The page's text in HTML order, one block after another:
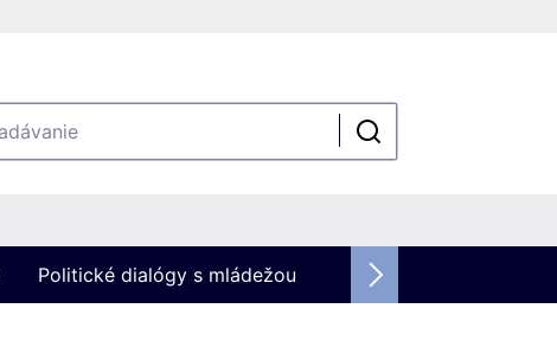
Politické dialógy s mládežou